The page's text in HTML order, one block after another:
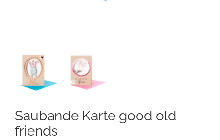
Saubande Karte good old
friends